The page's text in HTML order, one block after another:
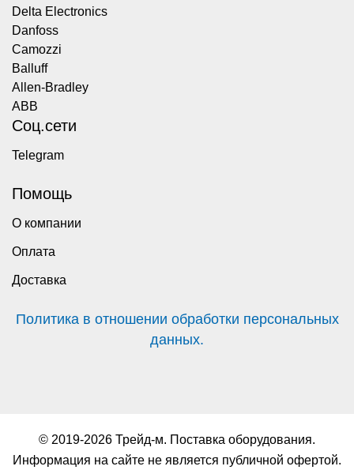
Delta Electronics
Danfoss
Camozzi
Balluff
Allen-Bradley
ABB
Соц.сети
Telegram
Помощь
О компании
Оплата
Доставка
Политика в отношении обработки персональных
данных.
© 2019-2026 Трейд-м. Поставка оборудования.
Информация на сайте не является публичной офертой.